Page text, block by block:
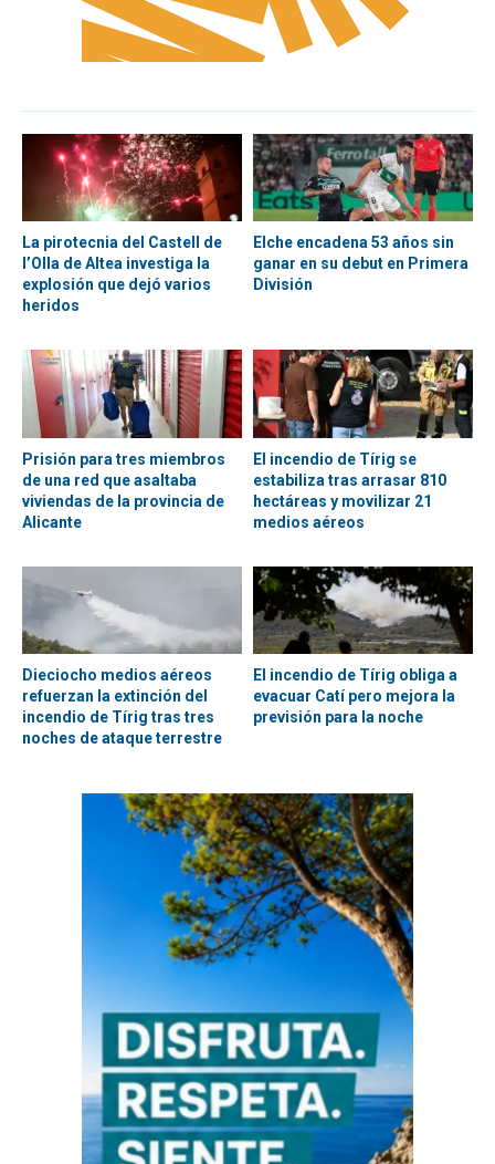
La pirotecnia del Castell de
l’Olla de Altea investiga la
explosión que dejó varios
heridos
Elche encadena 53 años sin
ganar en su debut en Primera
División
Prisión para tres miembros
de una red que asaltaba
viviendas de la provincia de
Alicante
El incendio de Tírig se
estabiliza tras arrasar 810
hectáreas y movilizar 21
medios aéreos
Dieciocho medios aéreos
refuerzan la extinción del
incendio de Tírig tras tres
noches de ataque terrestre
El incendio de Tírig obliga a
evacuar Catí pero mejora la
previsión para la noche